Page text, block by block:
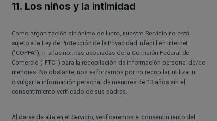
11. Los niños y la intimidad
Como organización sin ánimo de lucro, nuestro Servicio no está
sujeto a la Ley de Protección de la Privacidad Infantil en Internet
("COPPA"), ni a las normas asociadas de la Comisión Federal de
Comercio ("FTC") para la recopilación de información personal de/de
menores. No obstante, nos esforzamos por no recopilar, utilizar ni
divulgar la información personal de menores de 13 años sin el
consentimiento verificado de sus padres.
Al darse de alta en el Servicio, verificaremos el consentimiento del